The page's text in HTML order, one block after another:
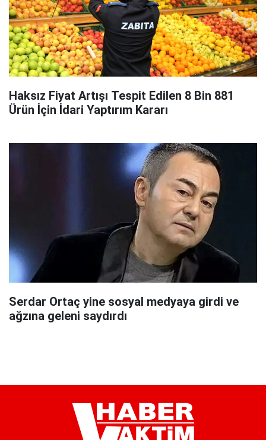
Haksız Fiyat Artışı Tespit Edilen 8 Bin 881
Ürün İçin İdari Yaptırım Kararı
Serdar Ortaç yine sosyal medyaya girdi ve
ağzına geleni saydırdı